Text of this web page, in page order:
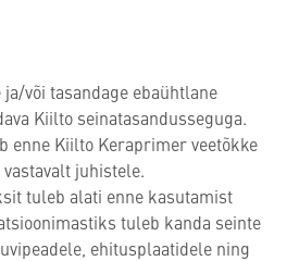
või tasandage ebaühtlane
Kiilto seinatasandusseguga.
enne Kiilto Keraprimer veetõkke
juhistele.
tuleb alati enne kasutamist
tuleb kanda seinte
ehitusplaatidele ning